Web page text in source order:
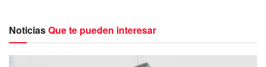
NoticiasQue te pueden interesar